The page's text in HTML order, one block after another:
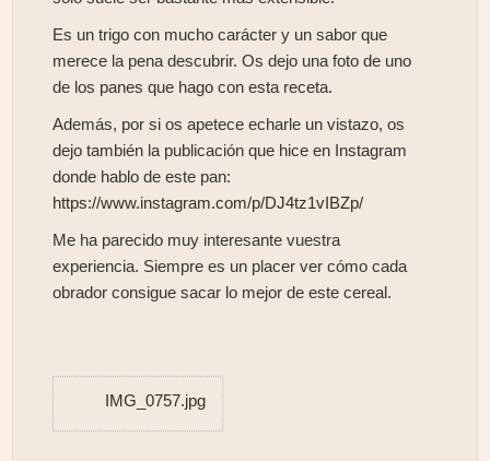
Es un trigo con mucho carácter y un sabor que
merece la pena descubrir. Os dejo una foto de uno
de los panes que hago con esta receta.
Además, por si os apetece echarle un vistazo, os
dejo también la publicación que hice en Instagram
donde hablo de este pan:
https://www.instagram.com/p/DJ4tz1vIBZp/
Me ha parecido muy interesante vuestra
experiencia. Siempre es un placer ver cómo cada
obrador consigue sacar lo mejor de este cereal.
IMG_0757.jpg